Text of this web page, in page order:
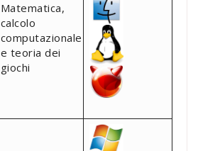
Matematica,
calcolo
computazionale
e teoria dei
giochi